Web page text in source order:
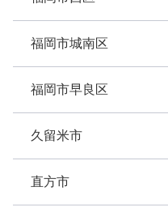
福岡市城南区
福岡市早良区
久留米市
直方市